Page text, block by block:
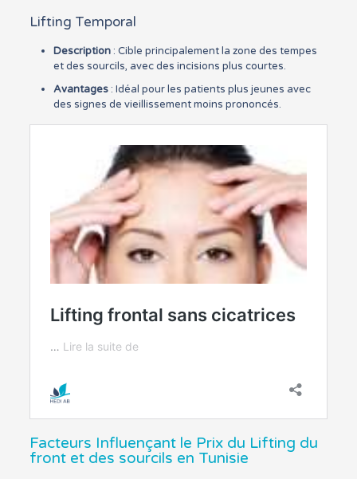
Lifting Temporal
Description: Cible principalement la zone des tempes
et des sourcils, avec des incisions plus courtes.
Avantages: Idéal pour les patients plus jeunes avec
des signes de vieillissement moins prononcés.
Facteurs Influençant le Prix du Lifting du
front et des sourcils en Tunisie